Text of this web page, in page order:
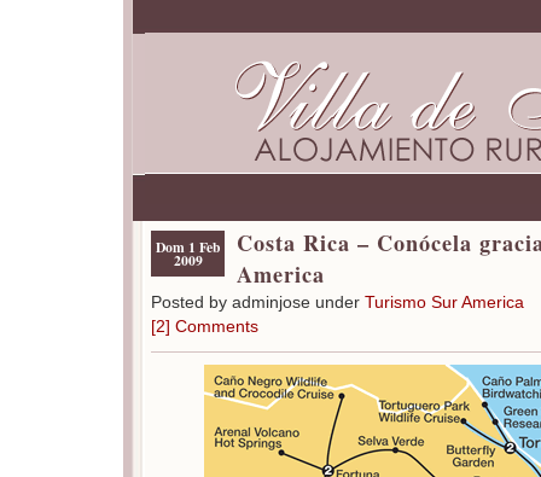
Dom 1 Feb
2009
Costa Rica – Conócela
America
Posted by adminjose under Turismo Sur America
[2] Comments